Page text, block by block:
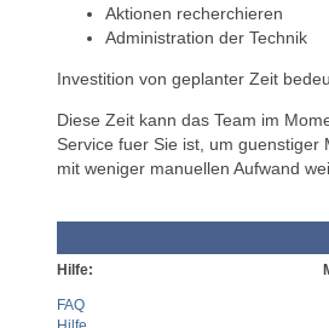
Aktionen recherchieren
Administration der Technik
Investition von geplanter Zeit
Diese Zeit kann das Team im
Service fuer Sie ist, um
mit weniger manuellen Aufwand
Hilfe:
FAQ